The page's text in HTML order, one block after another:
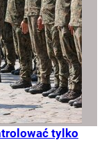
tylko